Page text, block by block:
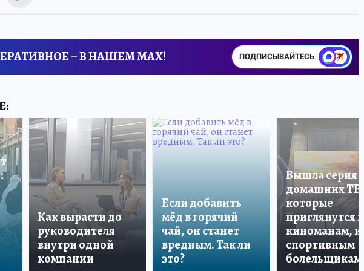
– В НАШЕМ MAX! ПОДПИСЫВАЙТЕСЬ
Как вырасти до
руководителя
внутри одной
компании
Если добавить
мёд в горячий
чай, он станет
вредным. Так ли
это?
Вышла серия
домашних ТВ,
которые
приглянутся и
киноманам, и
спортивным
болельщикам